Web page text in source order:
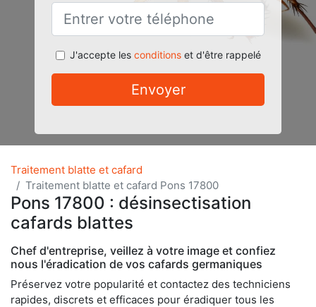
J'accepte les conditionset d'être rappelé
Envoyer
Traitement blatte et cafard
Traitement blatte et cafard Pons 17800
Pons 17800 : désinsectisation
cafards blattes
Chef d'entreprise, veillez à votre image et confiez
nous l'éradication de vos cafards germaniques
Préservez votre popularité et contactez des techniciens
rapides, discrets et efficaces pour éradiquer tous les